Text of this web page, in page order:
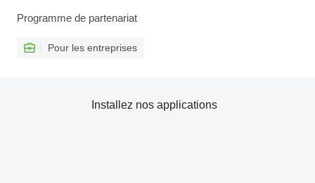
Programme de partenariat
Pour les entreprises
Installez nos applications